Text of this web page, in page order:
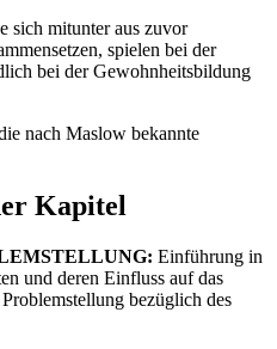
sich mitunter aus zuvor
spielen bei der
bei der Gewohnheitsbildung
nach Maslow bekannte
Kapitel
Einführung in
und deren Einfluss auf das
bezüglich des